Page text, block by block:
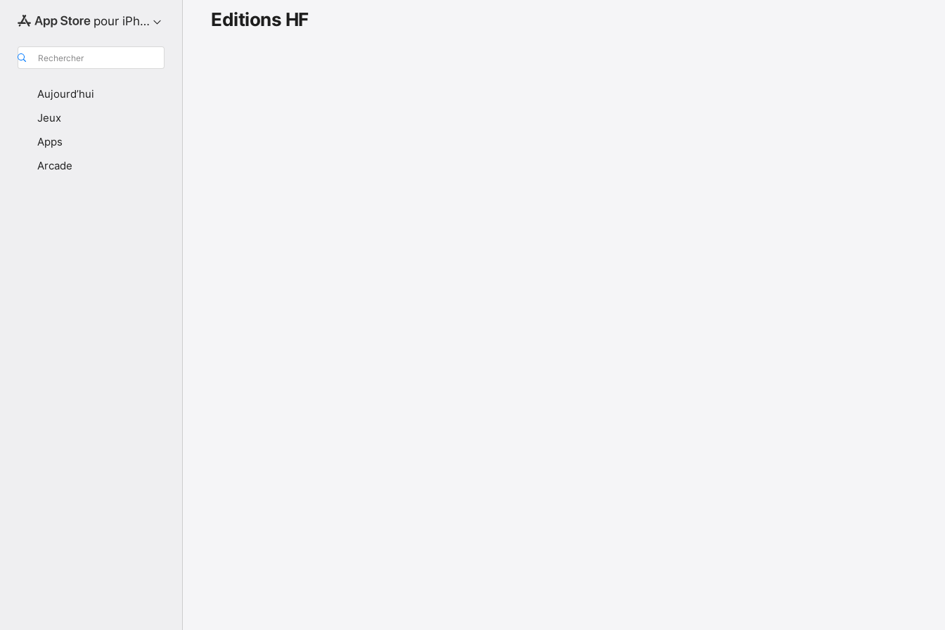
pour iPhone
Rechercher
Aujourd’hui
Jeux
Apps
Arcade
Editions HF